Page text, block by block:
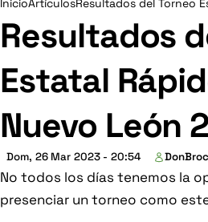
Ruta
de
navegación
InicioArtículosResultados del Torneo
Resultados
Estatal
Nuevo León
Dom, 26 Mar 2023 - 20:54
No todos los días tenemos la
presenciar un torneo como